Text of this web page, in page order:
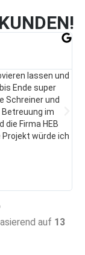
und
und
im
ich
Alles
Ideen. Die
unsere
macht
STOLLE
auf 13